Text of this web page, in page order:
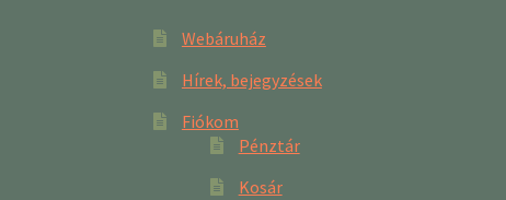
Webáruház
Hírek, bejegyzések
Fiókom
Pénztár
Kosár